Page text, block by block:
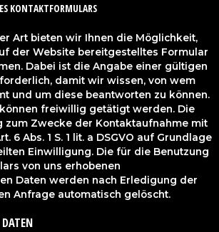
KONTAKTFORMULARS
Art bieten wir Ihnen die Möglichkeit,
der Website bereitgestelltes Formular
Dabei ist die Angabe einer gültigen
damit wir wissen, von wem
und um diese beantworten zu können.
freiwillig getätigt werden. Die
zum Zwecke der Kontaktaufnahme mit
6 Abs. 1 S. 1 lit. a DSGVO auf Grundlage
Einwilligung. Die für die Benutzung
von uns erhobenen
Daten werden nach Erledigung der
Anfrage automatisch gelöscht.